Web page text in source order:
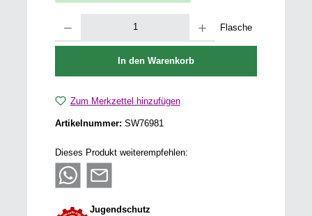
Flasche
In den Warenkorb
Zum Merkzettel hinzufügen
Artikelnummer:SW76981
Dieses Produkt weiterempfehlen:
Jugendschutz